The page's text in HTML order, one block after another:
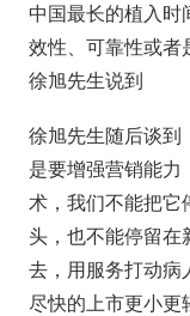
中国最长的植入时
效性、可靠性或者
徐旭先生说到
徐旭先生随后谈到
是要增强营销能力
术，我们不能把它
头，也不能停留在
去，用服务打动病
尽快的上市更小更